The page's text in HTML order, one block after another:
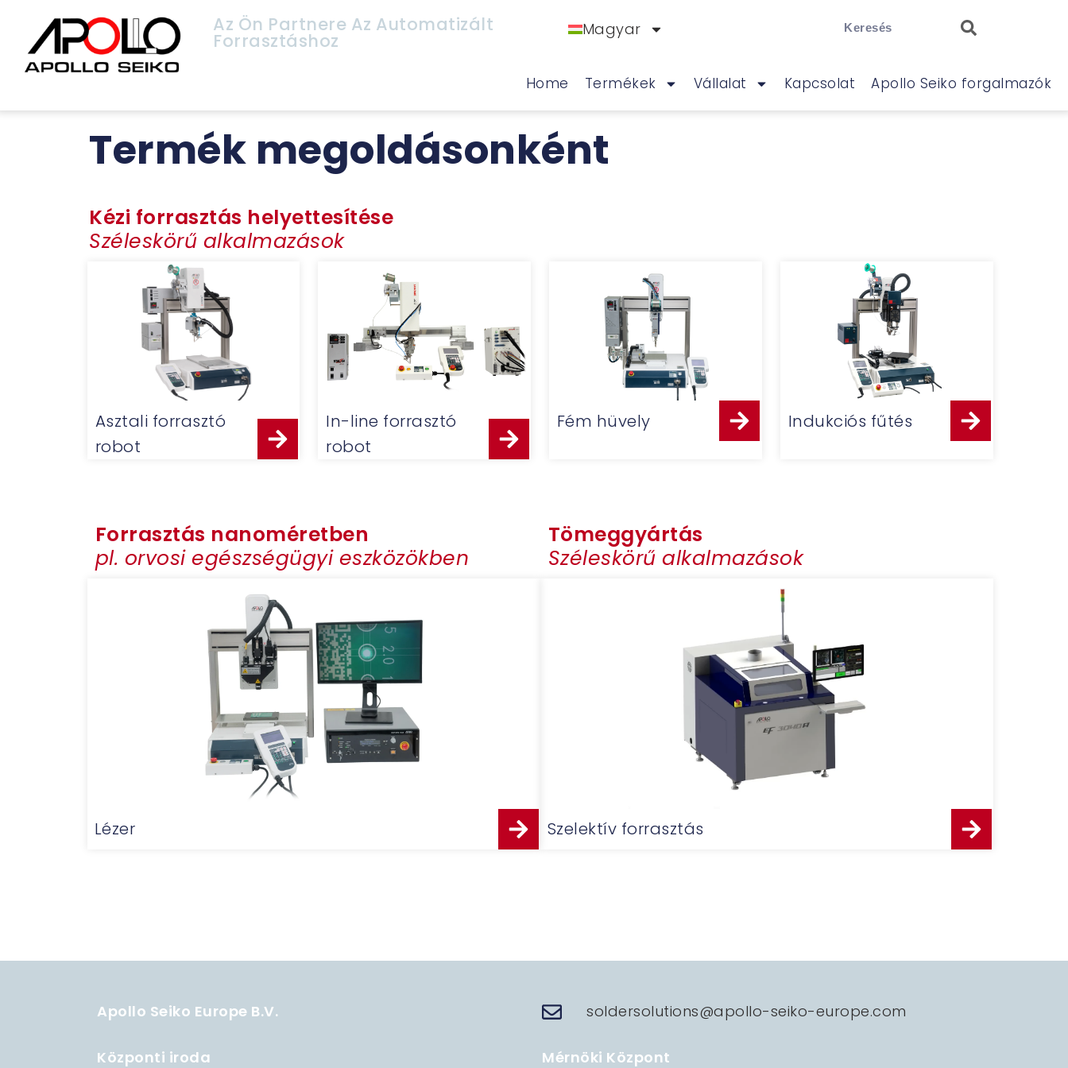
Az Ön Partnere Az Automatizált
Forrasztáshoz
Magyar
Home Termékek Vállalat Kapcsolat Apollo Seiko forgalmazók
Termék megoldásonként
Kézi forrasztás helyettesítése
Széleskörű alkalmazások
Asztali forrasztó
robot
In-line forrasztó
robot
Fém hüvely Indukciós fűtés
Forrasztás nanoméretben
pl. orvosi egészségügyi eszközökben
Lézer
Tömeggyártás
Széleskörű alkalmazások
Szelektív forrasztás
Apollo Seiko Europe B.V. soldersolutions@apollo-seiko-europe.com
Központi iroda Mérnöki Központ